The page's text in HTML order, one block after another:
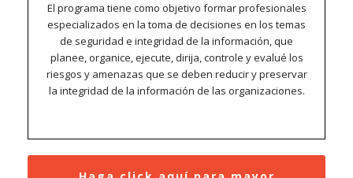
El programa tiene como objetivo formar profesionales
especializados en la toma de decisiones en los temas
de seguridad e integridad de la información, que
planee, organice, ejecute, dirija, controle y evalué los
riesgos y amenazas que se deben reducir y preservar
la integridad de la información de las organizaciones.